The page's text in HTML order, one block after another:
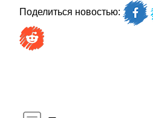
Поделиться новостью: